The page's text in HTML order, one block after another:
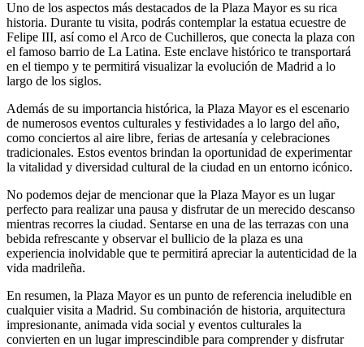
Uno de los aspectos más destacados de la Plaza Mayor es su rica
historia. Durante tu visita, podrás contemplar la estatua ecuestre de
Felipe III, así como el Arco de Cuchilleros, que conecta la plaza con
el famoso barrio de La Latina. Este enclave histórico te transportará
en el tiempo y te permitirá visualizar la evolución de Madrid a lo
largo de los siglos.
Además de su importancia histórica, la Plaza Mayor es el escenario
de numerosos eventos culturales y festividades a lo largo del año,
como conciertos al aire libre, ferias de artesanía y celebraciones
tradicionales. Estos eventos brindan la oportunidad de experimentar
la vitalidad y diversidad cultural de la ciudad en un entorno icónico.
No podemos dejar de mencionar que la Plaza Mayor es un lugar
perfecto para realizar una pausa y disfrutar de un merecido descanso
mientras recorres la ciudad. Sentarse en una de las terrazas con una
bebida refrescante y observar el bullicio de la plaza es una
experiencia inolvidable que te permitirá apreciar la autenticidad de la
vida madrileña.
En resumen, la Plaza Mayor es un punto de referencia ineludible en
cualquier visita a Madrid. Su combinación de historia, arquitectura
impresionante, animada vida social y eventos culturales la
convierten en un lugar imprescindible para comprender y disfrutar